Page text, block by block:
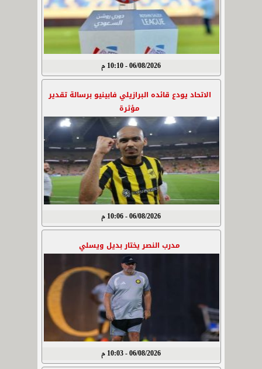
06/08/2026 - 10:10 م
الاتحاد يودع قائده البرازيلي فابينيو برسالة تقدير
مؤثرة
06/08/2026 - 10:06 م
مدرب النصر يختار بديل ويسلي
06/08/2026 - 10:03 م